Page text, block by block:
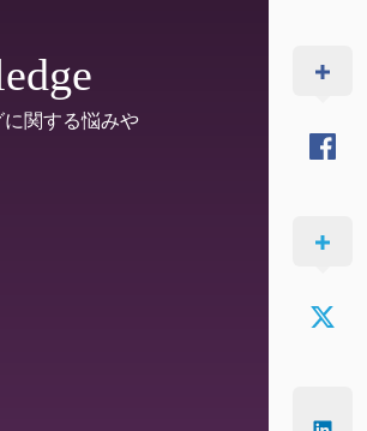
関する悩みや